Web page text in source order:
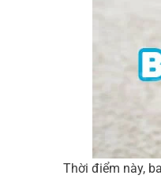
Thời điểm này,